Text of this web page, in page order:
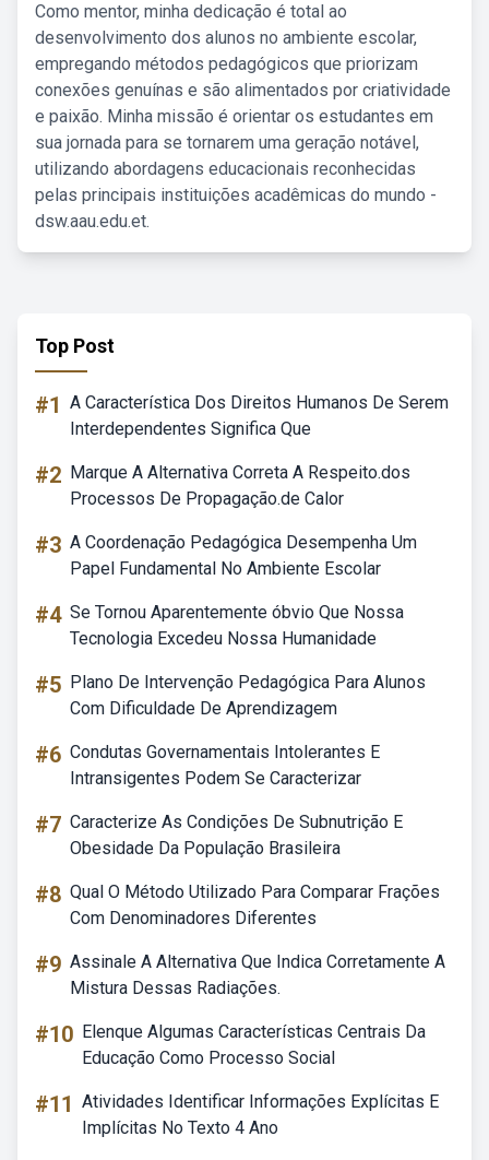
Como mentor, minha dedicação é total ao
desenvolvimento dos alunos no ambiente escolar,
empregando métodos pedagógicos que priorizam
conexões genuínas e são alimentados por criatividade
e paixão. Minha missão é orientar os estudantes em
sua jornada para se tornarem uma geração notável,
utilizando abordagens educacionais reconhecidas
pelas principais instituições acadêmicas do mundo -
dsw.aau.edu.et.
Top Post
#1 A Característica Dos Direitos Humanos De Serem
Interdependentes Significa Que
#2 Marque A Alternativa Correta A Respeito.dos
Processos De Propagação.de Calor
#3 A Coordenação Pedagógica Desempenha Um
Papel Fundamental No Ambiente Escolar
#4 Se Tornou Aparentemente óbvio Que Nossa
Tecnologia Excedeu Nossa Humanidade
#5 Plano De Intervenção Pedagógica Para Alunos
Com Dificuldade De Aprendizagem
#6 Condutas Governamentais Intolerantes E
Intransigentes Podem Se Caracterizar
#7 Caracterize As Condições De Subnutrição E
Obesidade Da População Brasileira
#8 Qual O Método Utilizado Para Comparar Frações
Com Denominadores Diferentes
#9 Assinale A Alternativa Que Indica Corretamente A
Mistura Dessas Radiações.
#10 Elenque Algumas Características Centrais Da
Educação Como Processo Social
#11 Atividades Identificar Informações Explícitas E
Implícitas No Texto 4 Ano